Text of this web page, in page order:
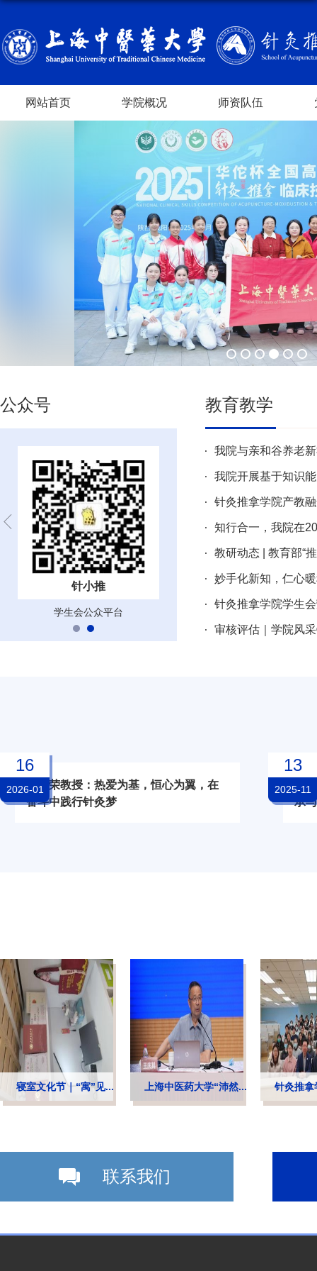
网站首页 学院概况 师资队伍
公众号
针小推
学生会公众平台
上海中医药大学针灸推拿学
院
教育教学
我院与亲和谷养老
我院开展基于知识
针灸推拿学院产教
知行合一，我院在
教研动态 | 教育部“
妙手化新知，仁心
针灸推拿学院学生
审核评估｜学院风
刘慧荣教授：热爱为基，恒心为翼，在
奋斗中践行针灸梦
16
2026-01
李
承
13
2025-11
寝室文化节｜“寓”见... 上海中医药大学“沛然... 针灸推拿
联系我们